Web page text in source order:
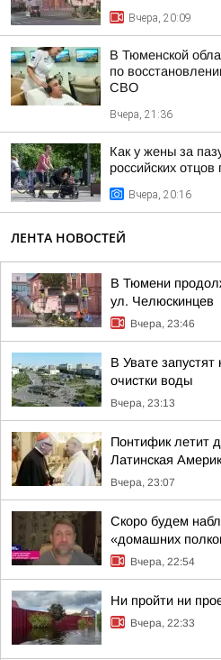
Вчера, 20:09
В Тюменской
по
СВО
Вчера, 21:36
Как у жены за
российских отцов
Вчера, 20:16
ЛЕНТА НОВОСТЕЙ
В Тюмени
ул. Челюскинцев
Вчера, 23:46
В Увате
очистки воды
Вчера, 23:13
Понтифик летит
Латинская
Вчера, 23:07
Скоро будем
«домашних
Вчера, 22:54
Ни пройти ни
Вчера, 22:33